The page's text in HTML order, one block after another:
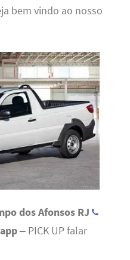
bem vindo ao nosso
dos Afonsos RJ
– PICK UP falar